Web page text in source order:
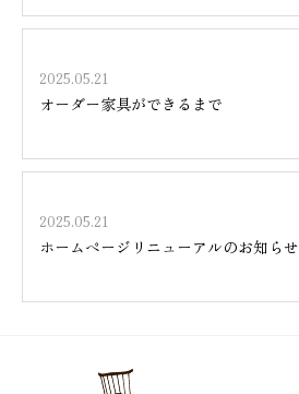
2025.05.21
オーダー家具ができるまで
2025.05.21
ホームページリニューアルのお知らせ